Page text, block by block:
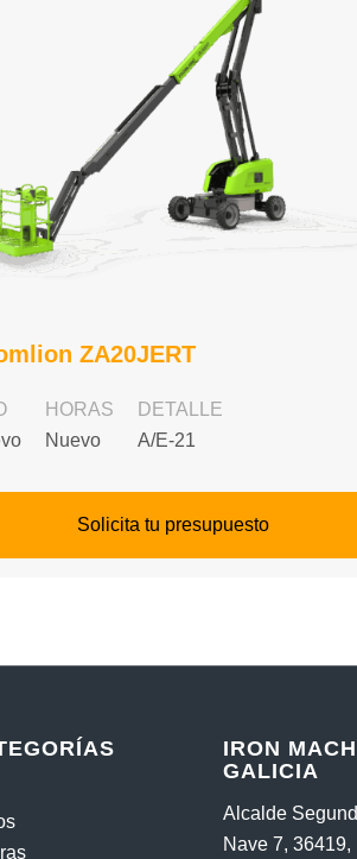
ZA20JERT
HORAS
Nuevo
DETALLE
A/E-21
Solicita tu presupuesto
IRON
GALICIA
Alcalde
Nave 7, 36419,